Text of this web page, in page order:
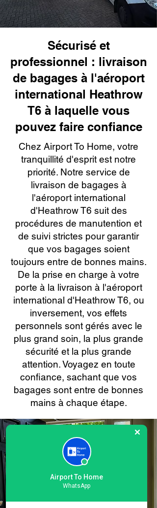
Sécurisé et
professionnel : livraison
de bagages à l'aéroport
international Heathrow
T6 à laquelle vous
pouvez faire confiance
Chez Airport To Home, votre
tranquillité d'esprit est notre
priorité. Notre service de
livraison de bagages à
l'aéroport international
d'Heathrow T6 suit des
procédures de manutention et
de suivi strictes pour garantir
que vos bagages soient
toujours entre de bonnes mains.
De la prise en charge à votre
porte à la livraison à l'aéroport
international d'Heathrow T6, ou
inversement, vos effets
personnels sont gérés avec le
plus grand soin, la plus grande
sécurité et la plus grande
attention. Voyagez en toute
confiance, sachant que vos
bagages sont entre de bonnes
mains à chaque étape.
Airport To Home
WhatsApp